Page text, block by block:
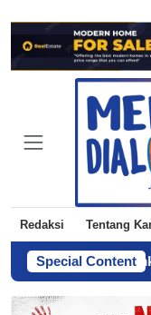
Redaksi Tentang
Special Content
Diserahkan